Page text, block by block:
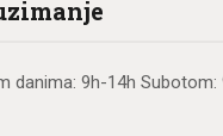
danima: 9h-14h Subotom: